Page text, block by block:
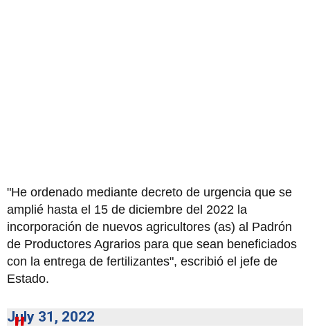
"He ordenado mediante decreto de urgencia que se
amplié hasta el 15 de diciembre del 2022 la
incorporación de nuevos agricultores (as) al Padrón
de Productores Agrarios para que sean beneficiados
con la entrega de fertilizantes", escribió el jefe de
Estado.
July 31, 2022